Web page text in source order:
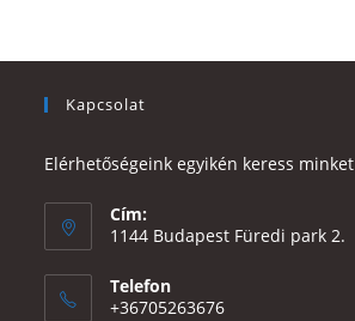
Kapcsolat
Elérhetőségeink egyikén keress minket
Cím:
1144 Budapest Füredi park 2.
Telefon
+36705263676